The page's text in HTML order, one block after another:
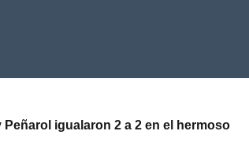
Peñarol igualaron 2 a 2 en el hermoso